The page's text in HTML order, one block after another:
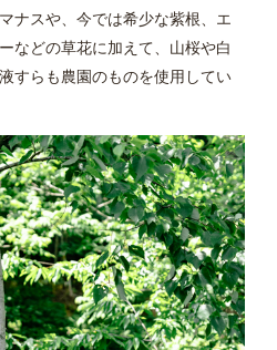
ナスや、今では希少な紫根、エ
などの草花に加えて、山桜や白
すらも農園のものを使用してい